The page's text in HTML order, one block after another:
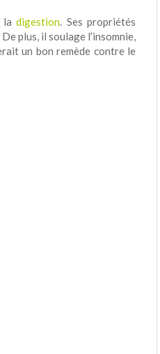
ladigestion. Ses propriétés
De plus, il soulage l’insomnie,
un bon remède contre le